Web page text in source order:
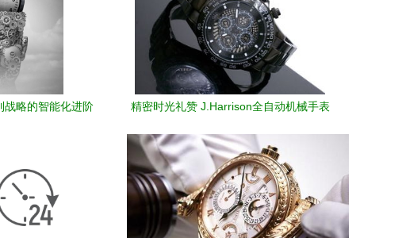
战略的智能化进阶
精密时光礼赞 J.Harrison全自动机械手表